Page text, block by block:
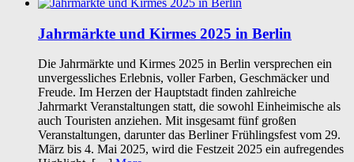
Jahrmärkte und Kirmes 2025 in Berlin
Die Jahrmärkte und Kirmes 2025 in Berlin versprechen ein
unvergessliches Erlebnis, voller Farben, Geschmäcker und
Freude. Im Herzen der Hauptstadt finden zahlreiche
Jahrmarkt Veranstaltungen statt, die sowohl Einheimische als
auch Touristen anziehen. Mit insgesamt fünf großen
Veranstaltungen, darunter das Berliner Frühlingsfest vom 29.
März bis 4. Mai 2025, wird die Festzeit 2025 ein aufregendes